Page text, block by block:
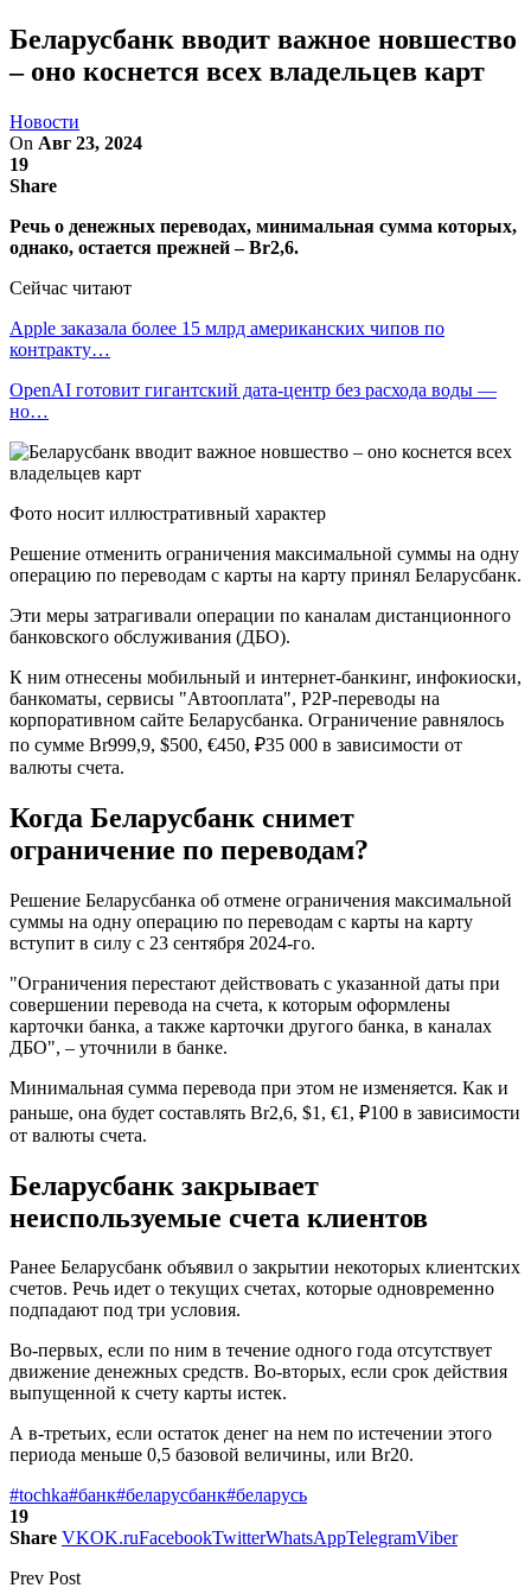
Беларусбанк вводит важное новшество
– оно коснется всех владельцев карт
Новости
On Авг 23, 2024
19
Share
Речь о денежных переводах, минимальная сумма которых,
однако, остается прежней – Br2,6.
Сейчас читают
Apple заказала более 15 млрд американских чипов по
контракту…
OpenAI готовит гигантский дата-центр без расхода воды —
но…
Фото носит иллюстративный характер
Решение отменить ограничения максимальной суммы на одну
операцию по переводам с карты на карту принял Беларусбанк.
Эти меры затрагивали операции по каналам дистанционного
банковского обслуживания (ДБО).
К ним отнесены мобильный и интернет-банкинг, инфокиоски,
банкоматы, сервисы "Автооплата", P2P-переводы на
корпоративном сайте Беларусбанка. Ограничение равнялось
по сумме Br999,9, $500, €450, ₽35 000 в зависимости от
валюты счета.
Когда Беларусбанк снимет
ограничение по переводам?
Решение Беларусбанка об отмене ограничения максимальной
суммы на одну операцию по переводам с карты на карту
вступит в силу с 23 сентября 2024-го.
"Ограничения перестают действовать с указанной даты при
совершении перевода на счета, к которым оформлены
карточки банка, а также карточки другого банка, в каналах
ДБО", – уточнили в банке.
Минимальная сумма перевода при этом не изменяется. Как и
раньше, она будет составлять Br2,6, $1, €1, ₽100 в зависимости
от валюты счета.
Беларусбанк закрывает
неиспользуемые счета клиентов
Ранее Беларусбанк объявил о закрытии некоторых клиентских
счетов. Речь идет о текущих счетах, которые одновременно
подпадают под три условия.
Во-первых, если по ним в течение одного года отсутствует
движение денежных средств. Во-вторых, если срок действия
выпущенной к счету карты истек.
А в-третьих, если остаток денег на нем по истечении этого
периода меньше 0,5 базовой величины, или Br20.
#tochka#банк#беларусбанк#беларусь
19
Share VKOK.ruFacebookTwitterWhatsAppTelegramViber
Prev Post